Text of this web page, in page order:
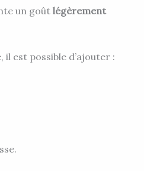
un goût légèrement
est possible d’ajouter :